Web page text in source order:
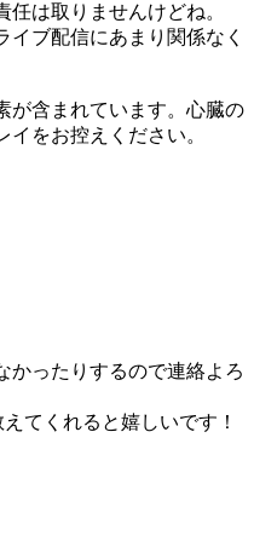
は取りませんけどね。
ブ配信にあまり関係なく
が含まれています。心臓の
をお控えください。
かったりするので連絡よろ
てくれると嬉しいです！